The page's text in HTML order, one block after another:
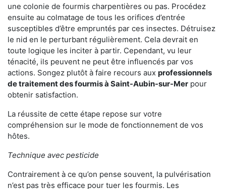
une colonie de fourmis charpentières ou pas. Procédez
ensuite au colmatage de tous les orifices d’entrée
susceptibles d’être empruntés par ces insectes. Détruisez
le nid en le perturbant régulièrement. Cela devrait en
toute logique les inciter à partir. Cependant, vu leur
ténacité, ils peuvent ne peut être influencés par vos
actions. Songez plutôt à faire recours aux professionnels
de traitement des fourmis à Saint-Aubin-sur-Mer pour
obtenir satisfaction.
La réussite de cette étape repose sur votre
compréhension sur le mode de fonctionnement de vos
hôtes.
Technique avec pesticide
Contrairement à ce qu’on pense souvent, la pulvérisation
n’est pas très efficace pour tuer les fourmis. Les